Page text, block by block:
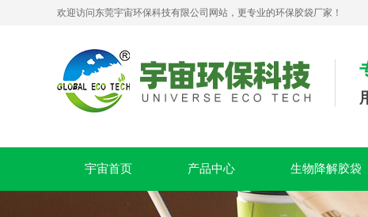
欢迎访问东莞宇宙环保科技有限公司网站，更专业的环保胶袋厂家！
宇宙首页 产品中心 生物降解胶袋